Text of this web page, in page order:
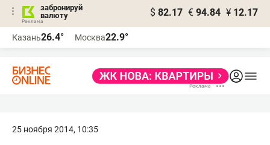
забронируй
валюту
$ 82.17 € 94.84 ¥ 12.17
Казань26.4° Москва22.9°
25 ноября 2014, 10:35